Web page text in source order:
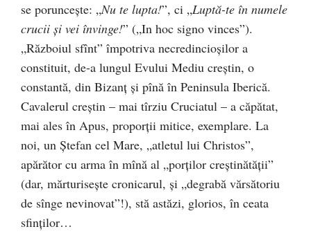
se porunceşte: „Nu te lupta!”, ci „Luptă-te în numele
crucii şi vei învinge!” („In hoc signo vinces”).
„Războiul sfînt” împotriva necredincioşilor a
constituit, de-a lungul Evului Mediu creştin, o
constantă, din Bizanţ şi pînă în Peninsula Iberică.
Cavalerul creştin – mai tîrziu Cruciatul – a căpătat,
mai ales în Apus, proporţii mitice, exemplare. La
noi, un Ştefan cel Mare, „atletul lui Christos”,
apărător cu arma în mînă al „porţilor creştinătăţii”
(dar, mărturiseşte cronicarul, şi „degrabă vărsătoriu
de sînge nevinovat”!), stă astăzi, glorios, în ceata
sfinţilor…